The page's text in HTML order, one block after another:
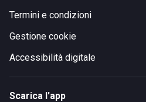
Termini e condizioni
Gestione cookie
Accessibilità digitale
Scarica l'app